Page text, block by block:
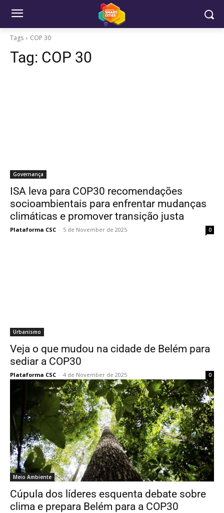
Tags COP 30
Tag: COP 30
Governança
ISA leva para COP30 recomendações
socioambientais para enfrentar mudanças
climáticas e promover transição justa
Plataforma CSC - 5 de November de 2025 0
Urbanismo
Veja o que mudou na cidade de Belém para
sediar a COP30
Plataforma CSC - 4 de November de 2025 0
Meio Ambiente
Cúpula dos líderes esquenta debate sobre
clima e prepara Belém para a COP30